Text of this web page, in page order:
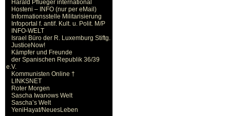
Harald Pflueger international
Hosteni – INFO (nur per eMail)
Informationsstelle Militarisierung
Infoportal f. antif. Kult. u. Polit. M/P
INFO-WELT
Israel Büro der R. Luxemburg Stiftg.
JusticeNow!
Kämpfer und Freunde
der Spanischen Republik 36/39
e.V.
Kommunisten Online †
LINKSNET
Roter Morgen
Sascha Iwanows Welt
Sascha’s Welt
YeniHayat/NeuesLeben